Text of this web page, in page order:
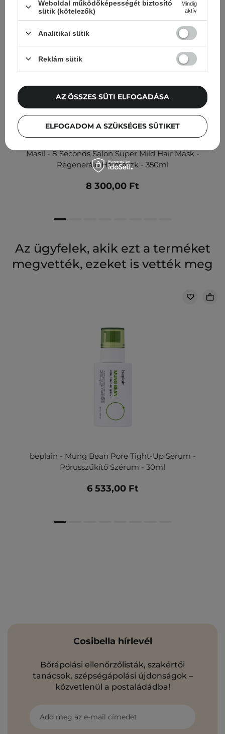
Masil - 8 Seconds Salon Super Mild Hair Mask -
Regeneráló Hajmaszk - 350ml
8 300,00 Ft
Az ügyfelek, akik ezt a terméket
megvették, ezeket is vették meg
beplain - Mung Bean Pore Tight-Up Serum -
Pórusszűkítő Szérum - 30ml
6 533,00 Ft
Cosibella hírlevél
Bőrápolási ellenőrzőlisták, szakértői
tanácsok, szépségápolási újdonságok –
közvetlenül a postaládádba!
Add meg az e-mail címedet
Weboldal működőképességét biztosító
sütik (kötelezők)
Mindig
aktív
Analitikai sütik
Reklám sütik
ELFOGADOM A SZÜKSÉGES SÜTIKET
AZ ÖSSZES SÜTI ELFOGADÁSA